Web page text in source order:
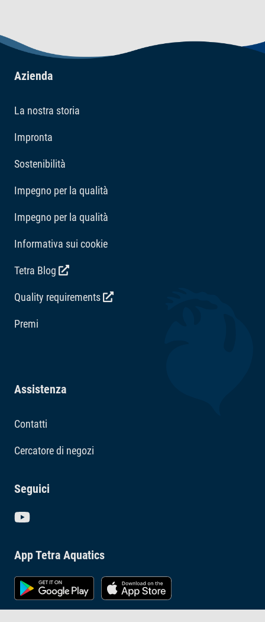
medicinali, quindi rappresenta un componente
essenziale per garantire una qualità sempre ottimale
dell'acqua nell'acquario. Materiale filtrante Tetra CF
acquatici con una soluzione affidabile per un'acqua
Azienda
La nostra storia
Impronta
Sostenibilità
Impegno per la qualità
Impegno per la qualità
Informativa sui cookie
Tetra Blog
Quality requirements
Premi
Assistenza
Contatti
Cercatore di negozi
Seguici
App Tetra Aquatics